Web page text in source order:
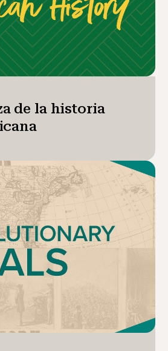
de la historia